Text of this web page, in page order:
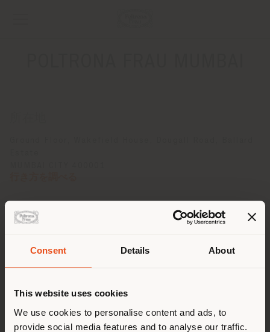
Consent Details About
This website uses cookies
We use cookies to personalise content and ads, to
provide social media features and to analyse our traffic.
連絡先
予約をリクエストする
月曜日 10 am - 7 pm
現在地以外の国で閲覧してい